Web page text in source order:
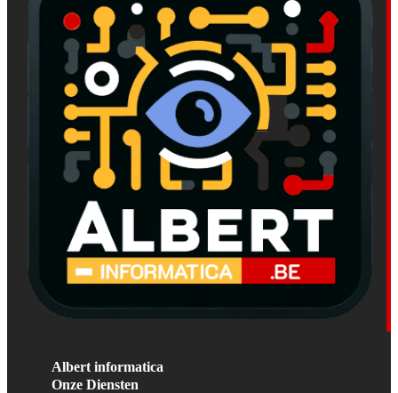
Albert informatica
Onze Diensten